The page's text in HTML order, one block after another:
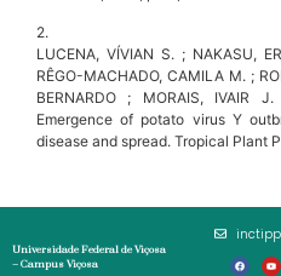
2.
LUCENA, VÍVIAN S. ; NAKASU,
RÊGO-MACHADO, CAMILA M. ;
BERNARDO ; MORAIS, IVAIR
Emergence of potato virus Y
disease and spread. Tropical Plant
Universidade Federal de Viçosa
– Campus Viçosa